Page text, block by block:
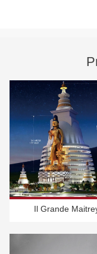
Il Grande